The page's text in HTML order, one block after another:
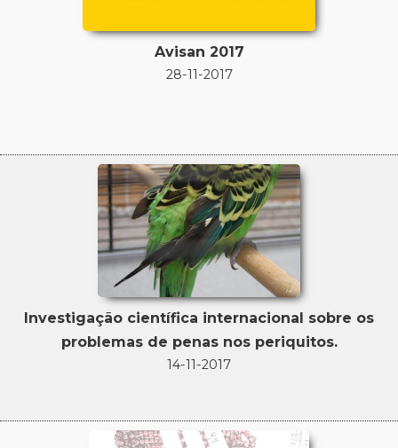
Avisan 2017
28-11-2017
Investigação científica internacional sobre os
problemas de penas nos periquitos.
14-11-2017